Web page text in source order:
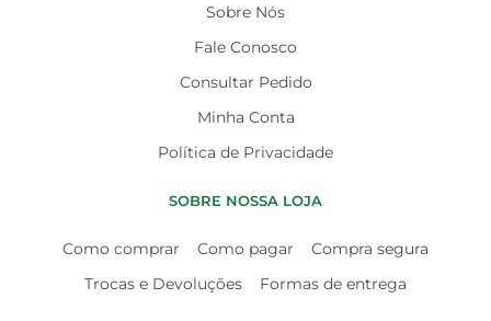
Sobre Nós
Fale Conosco
Consultar Pedido
Minha Conta
Política de Privacidade
SOBRE NOSSA LOJA
Como comprar Como pagar
Compra segura
Trocas e Devoluções
Formas de entrega